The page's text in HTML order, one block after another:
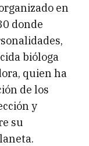
en
donde
bióloga
quien ha
de los
y
su